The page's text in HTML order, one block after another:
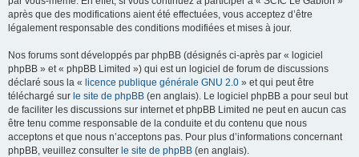
après que des modifications aient été effectuées, vous acceptez d’être
légalement responsable des conditions modifiées et mises à jour.
Nos forums sont développés par phpBB (désignés ci-après par « logiciel
phpBB » et « phpBB Limited ») qui est un logiciel de forum de discussions
déclaré sous la « licence publique générale GNU 2.0 » et qui peut être
téléchargé sur le site de phpBB (en anglais). Le logiciel phpBB a pour seul but
de faciliter les discussions sur internet et phpBB Limited ne peut en aucun cas
être tenu comme responsable de la conduite et du contenu que nous
acceptons et que nous n’acceptons pas. Pour plus d’informations concernant
phpBB, veuillez consulter le site de phpBB (en anglais).